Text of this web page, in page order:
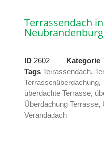
Terrassendach
ID 2602 Kategorie
Tags Terrassendach,
Terrassenüberdachung,
überdachte Terrasse,
Überdachung Terrasse,
Verandadach